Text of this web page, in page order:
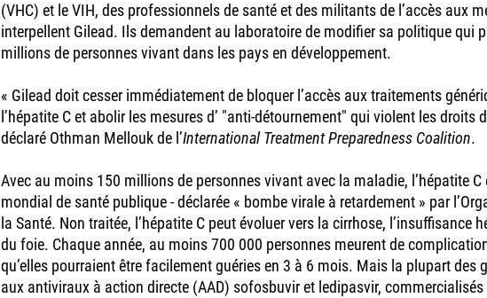
(VHC) et le VIH, des professionnels de santé et des militants de l’accès aux
interpellent Gilead. Ils demandent au laboratoire de modifier sa politique qui
millions de personnes vivant dans les pays en développement.
« Gilead doit cesser immédiatement de bloquer l’accès aux traitements
l’hépatite C et abolir les mesures d’ "anti-détournement" qui violent les droits
déclaré Othman Mellouk de l’International Treatment Preparedness Coalition.
Avec au moins 150 millions de personnes vivant avec la maladie, l’hépatite
mondial de santé publique - déclarée « bombe virale à retardement » par
la Santé. Non traitée, l’hépatite C peut évoluer vers la cirrhose, l’insuffisance
du foie. Chaque année, au moins 700 000 personnes meurent de
qu’elles pourraient être facilement guéries en 3 à 6 mois. Mais la plupart des
aux antiviraux à action directe (AAD) sofosbuvir et ledipasvir,